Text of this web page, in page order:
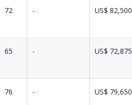
72 - US$ 82,500
65 - US$ 72,875
76 - US$ 79,650